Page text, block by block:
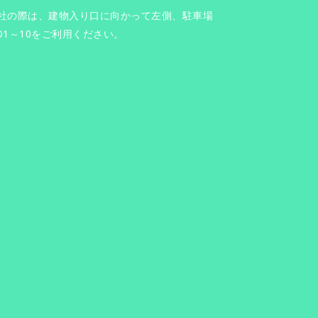
の際は、建物入り口に向かって左側、駐車場
～10をご利用ください。